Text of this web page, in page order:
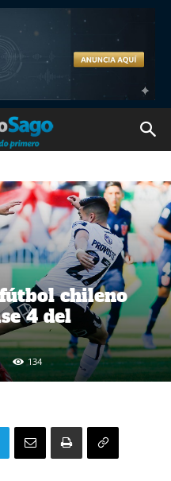
chileno
4 del
134